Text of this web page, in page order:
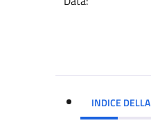
INDICE